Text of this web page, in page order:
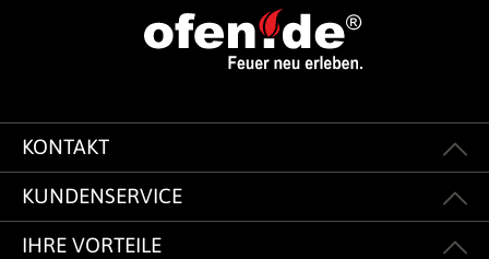
KONTAKT
KUNDENSERVICE
IHRE VORTEILE